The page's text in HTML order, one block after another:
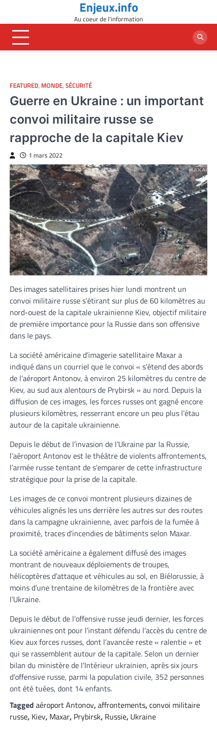
content
Enjeux.info
Au coeur de l'information
FEATURED, MONDE, SÉCURITÉ
Guerre en Ukraine : un important
convoi militaire russe se
rapproche de la capitale Kiev
1 mars 2022
Des images satellitaires prises hier lundi montrent un
convoi militaire russe s’étirant sur plus de 60 kilomètres au
nord-ouest de la capitale ukrainienne Kiev, objectif militaire
de première importance pour la Russie dans son offensive
dans le pays.
La société américaine d’imagerie satellitaire Maxar a
indiqué dans un courriel que le convoi « s’étend des abords
de l’aéroport Antonov, à environ 25 kilomètres du centre de
Kiev, au sud aux alentours de Prybirsk » au nord. Depuis la
diffusion de ces images, les forces russes ont gagné encore
plusieurs kilomètres, resserrant encore un peu plus l’étau
autour de la capitale ukrainienne.
Depuis le début de l’invasion de l’Ukraine par la Russie,
l’aéroport Antonov est le théâtre de violents affrontements,
l’armée russe tentant de s’emparer de cette infrastructure
stratégique pour la prise de la capitale.
Les images de ce convoi montrent plusieurs dizaines de
véhicules alignés les uns derrière les autres sur des routes
dans la campagne ukrainienne, avec parfois de la fumée à
proximité, traces d’incendies de bâtiments selon Maxar.
La société américaine a également diffusé des images
montrant de nouveaux déploiements de troupes,
hélicoptères d’attaque et véhicules au sol, en Biélorussie, à
moins d’une trentaine de kilomètres de la frontière avec
l’Ukraine.
Depuis le début de l’offensive russe jeudi dernier, les forces
ukrainiennes ont pour l’instant défendu l’accès du centre de
Kiev aux forces russes, dont l’avancée reste « ralentie » et
qui se rassemblent autour de la capitale. Selon un dernier
bilan du ministère de l’Intérieur ukrainien, après six jours
d’offensive russe, parmi la population civile, 352 personnes
ont été tuées, dont 14 enfants.
Tagged aéroport Antonov,affrontements,convoi militaire
russe, Kiev, Maxar, Prybirsk, Russie, Ukraine